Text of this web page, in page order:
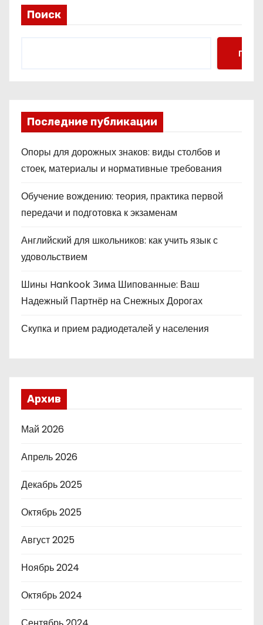
Поиск
Поиск
Последние публикации
Опоры для дорожных знаков: виды столбов и
стоек, материалы и нормативные требования
Обучение вождению: теория, практика первой
передачи и подготовка к экзаменам
Английский для школьников: как учить язык с
удовольствием
Шины Hankook Зима Шипованные: Ваш
Надежный Партнёр на Снежных Дорогах
Скупка и прием радиодеталей у населения
Архив
Май 2026
Апрель 2026
Декабрь 2025
Октябрь 2025
Август 2025
Ноябрь 2024
Октябрь 2024